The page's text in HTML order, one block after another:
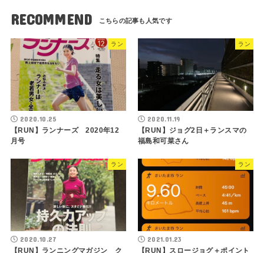
RECOMMEND
ラン
2020.10.25
【RUN】ランナーズ 2020年12
月号
ラン
2020.11.19
【RUN】ジョグ2日＋ランスマの
福島和可菜さん
ラン
2020.10.27
【RUN】ランニングマガジン ク
ラン
2021.01.23
【RUN】スロージョグ＋ポイント